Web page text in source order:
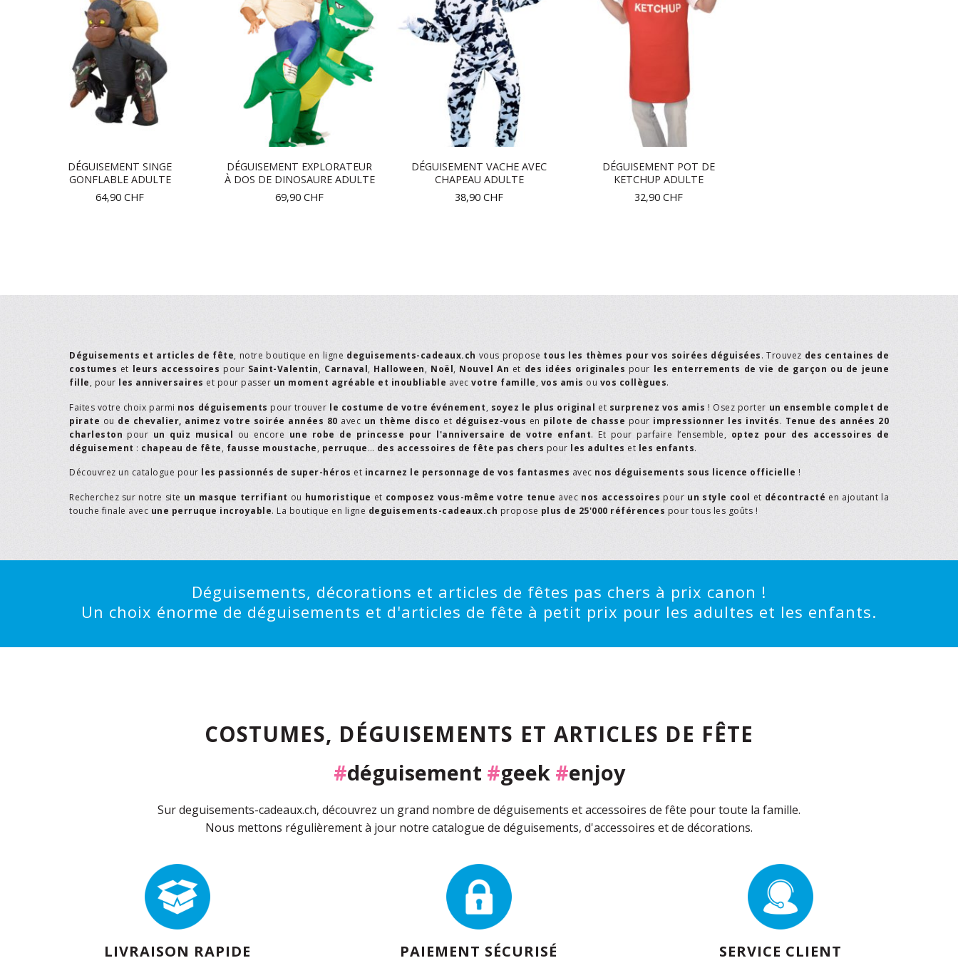
DÉGUISEMENT SINGE
GONFLABLE ADULTE
64,90 CHF
DÉGUISEMENT EXPLORATEUR
À DOS DE DINOSAURE ADULTE
69,90 CHF
DÉGUISEMENT VACHE AVEC
CHAPEAU ADULTE
38,90 CHF
DÉGUISEMENT POT DE
KETCHUP ADULTE
32,90 CHF
Déguisements et articles de fête, notre boutique en ligne deguisements-cadeaux.ch vous propose tous les thèmes pour vos soirées déguisées. Trouvez des centaines de
costumes et leurs accessoires pour Saint-Valentin, Carnaval, Halloween, Noël, Nouvel An et des idées originales pour les enterrements de vie de garçon ou de jeune
fille, pour les anniversaires et pour passer un moment agréable et inoubliable avec votre famille, vos amis ou vos collègues.
Faites votre choix parmi nos déguisements pour trouver le costume de votre événement, soyez le plus original et surprenez vos amis ! Osez porter un ensemble complet de
pirate ou de chevalier, animez votre soirée années 80 avec un thème disco et déguisez-vous en pilote de chasse pour impressionner les invités. Tenue des années 20
charleston pour un quiz musical ou encore une robe de princesse pour l'anniversaire de votre enfant. Et pour parfaire l’ensemble, optez pour des accessoires de
déguisement : chapeau de fête, fausse moustache, perruque… des accessoires de fête pas chers pour les adultes et les enfants.
Découvrez un catalogue pour les passionnés de super-héros et incarnez le personnage de vos fantasmes avec nos déguisements sous licence officielle !
Recherchez sur notre site un masque terrifiant ou humoristique et composez vous-même votre tenue avec nos accessoires pour un style cool et décontracté en ajoutant la
touche finale avec une perruque incroyable. La boutique en ligne deguisements-cadeaux.ch propose plus de 25'000 références pour tous les goûts !
Déguisements, décorations et articles de fêtes pas chers à prix canon !
Un choix énorme de déguisements et d'articles de fête à petit prix pour les adultes et les enfants.
COSTUMES, DÉGUISEMENTS ET ARTICLES DE FÊTE
#déguisement #geek #enjoy
Sur deguisements-cadeaux.ch, découvrez un grand nombre de déguisements et accessoires de fête pour toute la famille.
Nous mettons régulièrement à jour notre catalogue de déguisements, d'accessoires et de décorations.
LIVRAISON RAPIDE PAIEMENT SÉCURISÉ SERVICE CLIENT